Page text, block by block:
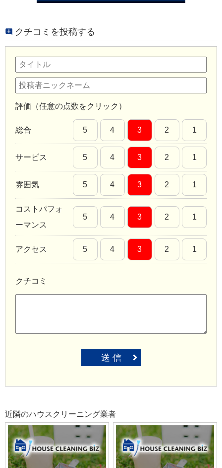
クチコミを投稿する
評価（任意の点数をクリック）
総合 5 4 3 2 1
サービス 5 4 3 2 1
雰囲気 5 4 3 2 1
コストパフォ
ーマンス
5 4 3 2 1
アクセス 5 4 3 2 1
クチコミ
送 信
近隣のハウスクリーニング業者